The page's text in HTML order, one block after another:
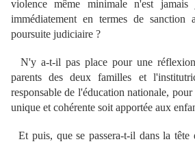
violence même minimale n'est jamais
immédiatement en termes de sanction
poursuite judiciaire ?
N'y a-t-il pas place pour une
parents des deux familles et
responsable de l'éducation nationale,
unique et cohérente soit apportée aux
Et puis, que se passera-t-il dans la tête